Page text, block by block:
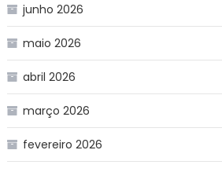
junho 2026
maio 2026
abril 2026
março 2026
fevereiro 2026